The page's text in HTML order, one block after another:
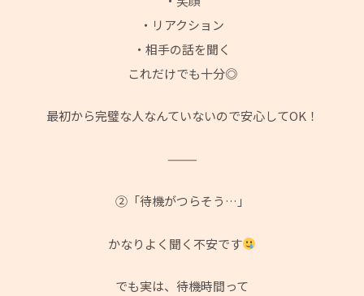
・リアクション
・相手の話を聞く
これだけでも十分◎
最初から完璧な人なんていないので安心してOK！
⸻
②「待機がつらそう…」
かなりよく聞く不安です
でも実は、待機時間って